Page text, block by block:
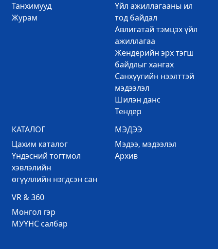
Танхимууд
Журам
Үйл ажиллагааны ил
тод байдал
Авлигатай тэмцэх үйл
ажиллагаа
Жендерийн эрх тэгш
байдлыг хангах
Санхүүгийн нээлттэй
мэдээлэл
Шилэн данс
Тендер
КАТАЛОГ
Цахим каталог
Үндэсний тогтмол
хэвлэлийн
өгүүллийн нэгдсэн сан
МЭДЭЭ
Mэдээ, мэдээлэл
Архив
VR & 360
Mонгол гэр
МУҮНС салбар